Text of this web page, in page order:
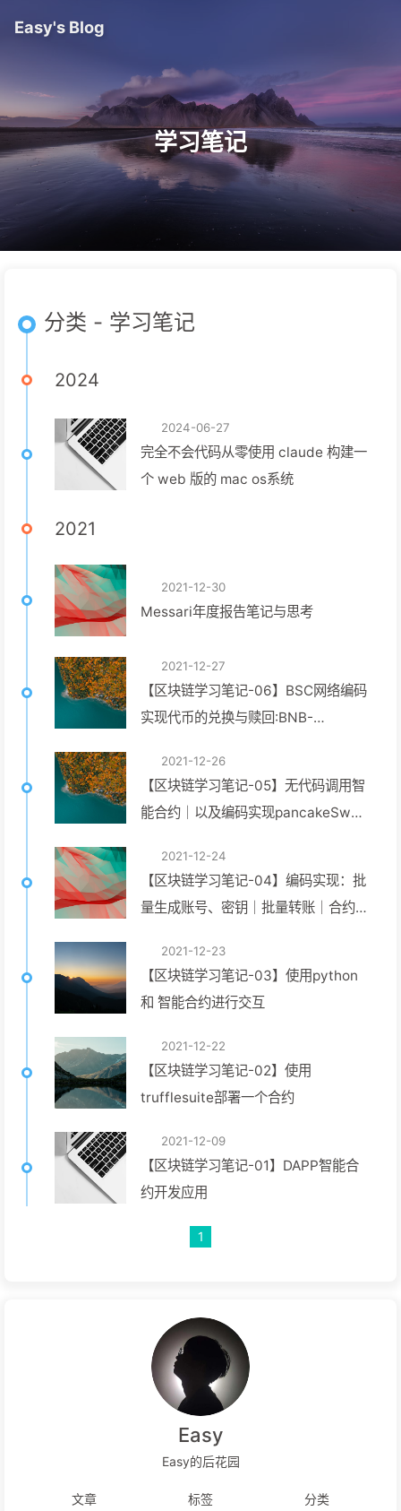
Easy's Blog
学习笔记
分类 - 学习笔记
2024
2024-06-27
完全不会代码从零使用 claude 构建一
个 web 版的 mac os系统
2021
2021-12-30
Messari年度报告笔记与思考
2021-12-27
【区块链学习笔记-06】BSC网络编码
实现代币的兑换与赎回:BNB-
2021-12-26
【区块链学习笔记-05】无代码调用智
能合约｜以及编码实现pancakeSwap
2021-12-24
【区块链学习笔记-04】编码实现：批
量生成账号、密钥｜批量转账｜合约代
2021-12-23
【区块链学习笔记-03】使用python
和 智能合约进行交互
2021-12-22
【区块链学习笔记-02】使用
trufflesuite部署一个合约
2021-12-09
【区块链学习笔记-01】DAPP智能合
约开发应用
1
Easy
Easy的后花园
文章 标签 分类